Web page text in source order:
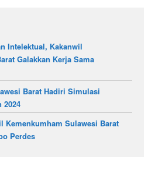
Intelektual, Kakanwil
Galakkan Kerja Sama
Barat Hadiri Simulasi
2024
Kemenkumham Sulawesi Barat
Perdes